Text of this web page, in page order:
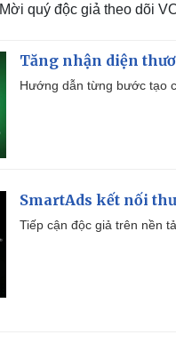
Mời quý độc giả theo dõi
Tăng nhận diện
Hướng dẫn từng bước tạo
SmartAds kết nối
Tiếp cận độc giả trên nền